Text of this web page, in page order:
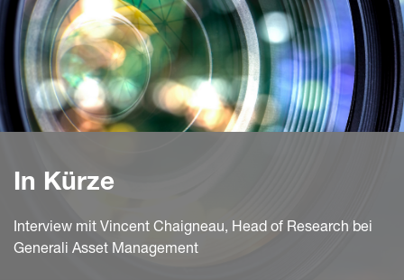
In Kürze
Interview mit Vincent Chaigneau, Head of Research bei
Generali Asset Management